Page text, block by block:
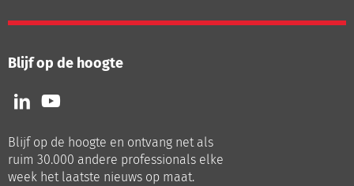
Blijf op de hoogte
Volg
ons
LinkedIn
Volg
ons
Youtube
Blijf op de hoogte en ontvang net als
ruim 30.000 andere professionals elke
week het laatste nieuws op maat.